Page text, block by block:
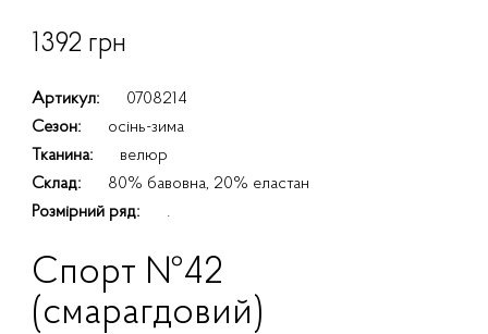
1392 грн
Артикул:
0708214
Сезон:
осінь-зима
Тканина:
велюр
Склад:
80% бавовна, 20% еластан
Розмірний ряд:
.
Спорт №42
(смарагдовий)